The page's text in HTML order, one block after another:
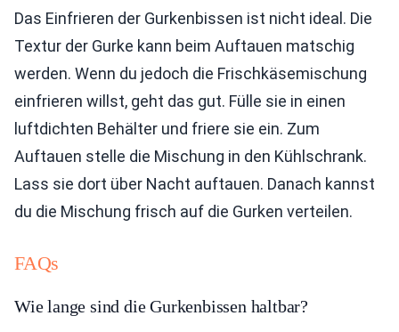
Das Einfrieren der Gurkenbissen ist nicht ideal. Die
Textur der Gurke kann beim Auftauen matschig
werden. Wenn du jedoch die Frischkäsemischung
einfrieren willst, geht das gut. Fülle sie in einen
luftdichten Behälter und friere sie ein. Zum
Auftauen stelle die Mischung in den Kühlschrank.
Lass sie dort über Nacht auftauen. Danach kannst
du die Mischung frisch auf die Gurken verteilen.
FAQs
Wie lange sind die Gurkenbissen haltbar?